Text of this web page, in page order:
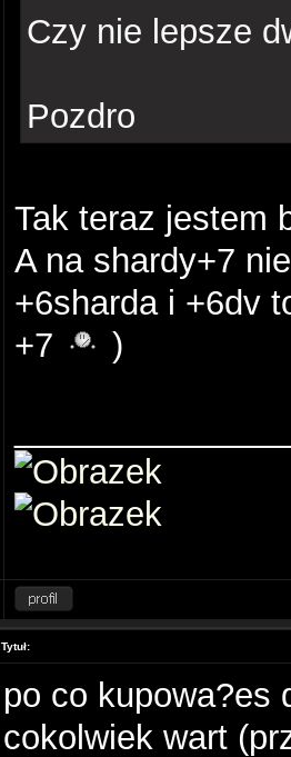
Czy nie lepsze
Pozdro
Tak teraz jestem
A na shardy+7
+6sharda i +6dv
+7
)
Tytuł:
po co kupowa?es
cokolwiek wart